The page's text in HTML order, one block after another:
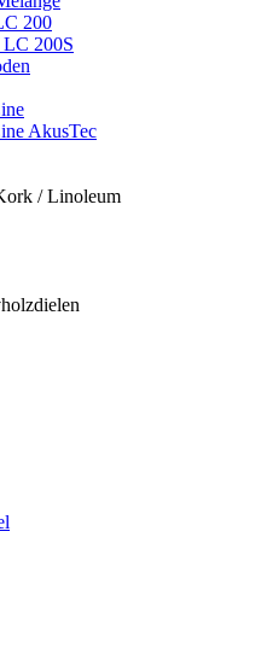
200
200S
AkusTec
/ Linoleum